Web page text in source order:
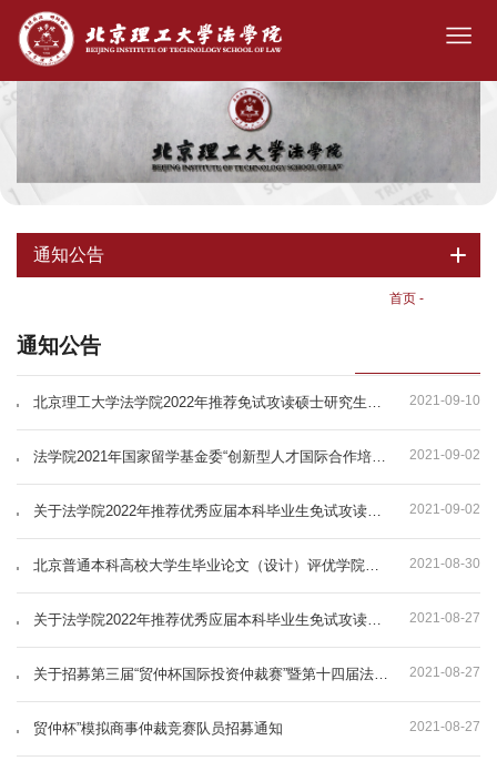
通知公告
首页 -
通知公告
2021-09-10
2021-09-02
2021-09-02
2021-08-30
2021-08-27
2021-08-27
2021-08-27
贸仲杯”模拟商事仲裁竞赛队员招募通知